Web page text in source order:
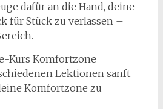
dafür an die Hand, deine
für Stück zu verlassen –
Kurs Komfortzone
Lektionen sanft
Komfortzone zu